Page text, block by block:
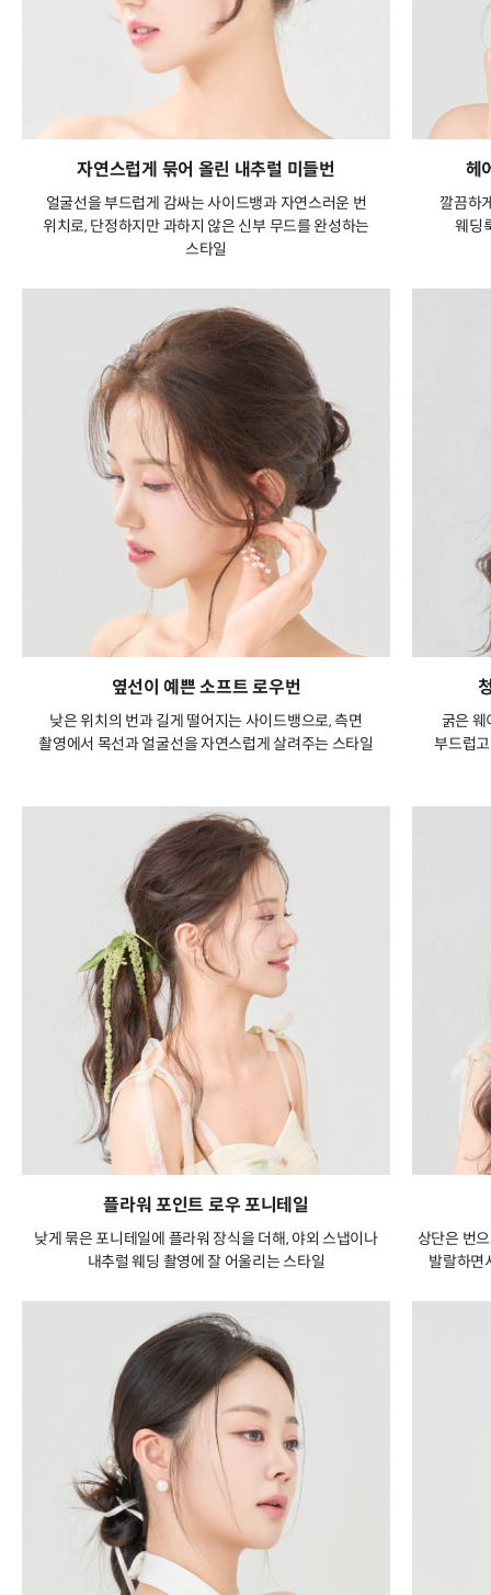
자연스럽게 묶어 올린 내추럴 미들번
얼굴선을 부드럽게 감싸는 사이드뱅과 자연스러운 번
위치로, 단정하지만 과하지 않은 신부 무드를 완성하는
스타일
헤
깔끔하
웨딩
옆선이 예쁜 소프트 로우번
낮은 위치의 번과 길게 떨어지는 사이드뱅으로, 측면
촬영에서 목선과 얼굴선을 자연스럽게 살려주는 스타일
굵은 웨
부드럽
플라워 포인트 로우 포니테일
낮게 묶은 포니테일에 플라워 장식을 더해, 야외 스냅이나
내추럴 웨딩 촬영에 잘 어울리는 스타일
상단은 번
발랄하면